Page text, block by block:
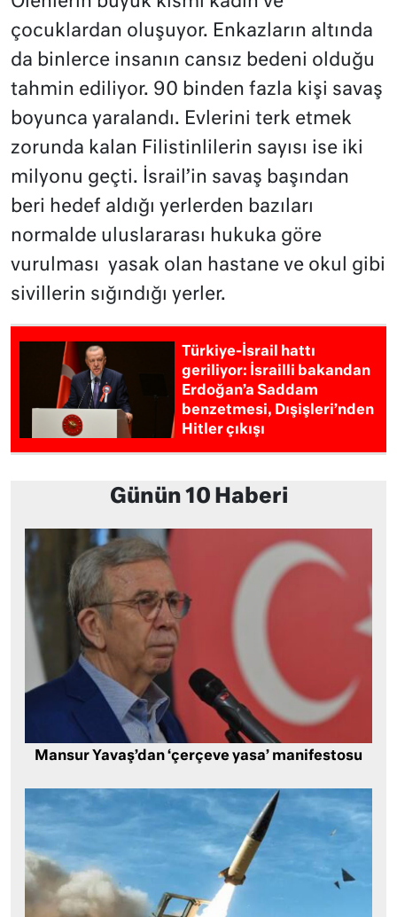
çocuklardan oluşuyor. Enkazların altında
da binlerce insanın cansız bedeni olduğu
tahmin ediliyor. 90 binden fazla kişi savaş
boyunca yaralandı. Evlerini terk etmek
zorunda kalan Filistinlilerin sayısı ise iki
milyonu geçti. İsrail’in savaş başından
beri hedef aldığı yerlerden bazıları
normalde uluslararası hukuka göre
vurulması yasak olan hastane ve okul gibi
sivillerin sığındığı yerler.
Türkiye-İsrail hattı
geriliyor: İsrailli bakandan
Erdoğan’a Saddam
benzetmesi, Dışişleri’nden
Hitler çıkışı
Günün 10 Haberi
Mansur Yavaş’dan ‘çerçeve yasa’ manifestosu